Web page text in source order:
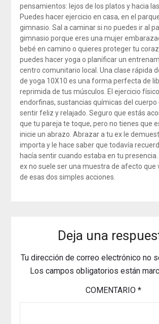
pensamientos: lejos de los platos y hacia las
Puedes hacer ejercicio en casa, en el
gimnasio. Sal a caminar si no puedes ir al
gimnasio porque eres una mujer
bebé en camino o quieres proteger tu
puedes hacer yoga o planificar un
centro comunitario local. Una clase rápida
de yoga 10X10 es una forma perfecta de
reprimida de tus músculos. El ejercicio
endorfinas, sustancias químicas del cuerpo
sentir feliz y relajado. Seguro que estás
que tu pareja te toque, pero no tienes que
inicie un abrazo. Abrazar a tu ex le
importa y le hace saber que todavía
hacía sentir cuando estaba en tu
ex no suele ser una muestra de afecto que
de esas dos simples acciones.
Deja una
Tu dirección de correo electrónico no
Los campos obligatorios están
COMENTARIO *